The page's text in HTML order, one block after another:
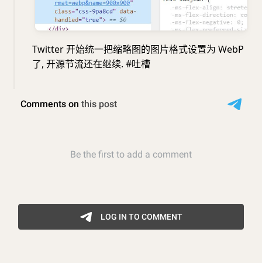
Twitter 开始统一把缩略图的图片格式设置为 WebP
了, 开源节流还在继续. #吐槽